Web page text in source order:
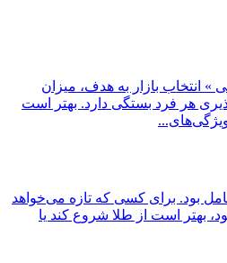
انتخاب بازار به هدف، میزان
هر فرد بستگی دارد. بهتر است
بود. برای کسی که تازه می‌خواهد
بهتر است از طلا شروع کند یا